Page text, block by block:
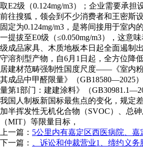
取E2级（0.124mg/m3）；企业需要承担
前往搜狐，领会到不少消费者和王密斯
固定为0.124mg/m3，是将间接用于室内
一提拔至E0级（≤0.050mg/m3），这意
级成品家具、木质地板本日起全面遏制
守溶剂型产物，自6月1日起，全方位降
居建材范畴强制性国度尺度——《室内
其成品中甲醛限量》（GB18580—2025
量第1部门：建建涂料》（
我国人制板新国标最焦点的变化，规定
加半挥发性无机化合物（SVOC）、总
（MIT）等限量目标，
上一篇： 5公里内有嘉定区西医病院、嘉
下一篇：
、诉讼和仲裁营业1、缔约义